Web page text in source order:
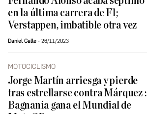
en la última carrera de F1;
Verstappen, imbatible otra vez
Daniel Calle 26/11/2023
MOTOCICLISMO
Jorge Martín arriesga y pierde
tras estrellarse contra Márquez :
Bagnania gana el Mundial de